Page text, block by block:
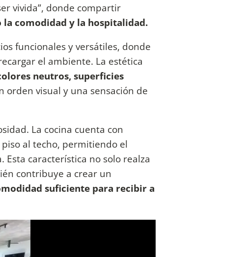
vivida”, donde compartir
comodidad y la hospitalidad.
funcionales y versátiles, donde
el ambiente. La estética
neutros, superficies
orden visual y una sensación de
La cocina cuenta con
al techo, permitiendo el
característica no solo realza
contribuye a crear un
suficiente para recibir a